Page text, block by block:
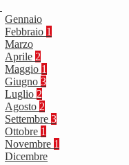
Gennaio
Febbraio 1
Marzo
Aprile 2
Maggio 1
Giugno 3
Luglio 2
Agosto 2
Settembre 3
Ottobre 1
Novembre 1
Dicembre